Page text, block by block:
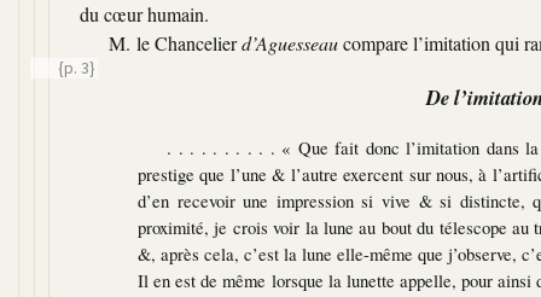
du cœur humain.
M. le Chancelierd’Aguesseaucompare l’imitation qui
{p. 3}
De
. . . . . . . . . . « Que fait donc l’imitation dans la
prestige que l’une & l’autre exercent sur nous, à
d’en recevoir une impression si vive & si
proximité, je crois voir la lune au bout du télescope
&, après cela, c’est la lune elle-même que j’observe,
Il en est de même lorsque la lunette appelle, pour